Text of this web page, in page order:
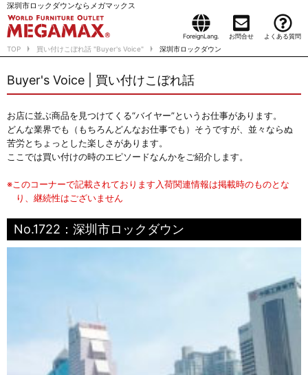
深圳市ロックダウンならメガマックス
ForeignLang. お問合せ よくある質問
TOP 買い付けこぼれ話 "Buyer's Voice" 深圳市ロックダウン
Buyer's Voice | 買い付けこぼれ話
お店に並ぶ商品を見つけてくる“バイヤー”というお仕事があります。
どんな業界でも（もちろんどんなお仕事でも）そうですが、並々ならぬ
苦労とちょっとした楽しさがあります。
ここでは買い付けの時のエピソードなんかをご紹介します。
※このコーナーで記載されております入荷関連情報は掲載時のものとな
り、継続性はございません
No.1722：深圳市ロックダウン